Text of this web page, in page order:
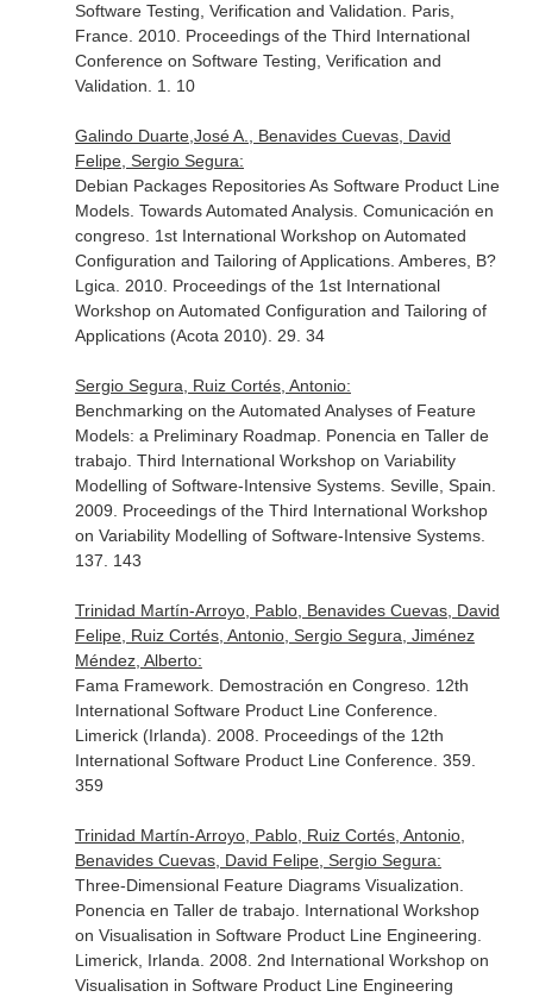
Software Testing, Verification and Validation. Paris,
France. 2010. Proceedings of the Third International
Conference on Software Testing, Verification and
Validation. 1. 10
Galindo Duarte,José A., Benavides Cuevas, David
Felipe, Sergio Segura:
Debian Packages Repositories As Software Product Line
Models. Towards Automated Analysis. Comunicación en
congreso. 1st International Workshop on Automated
Configuration and Tailoring of Applications. Amberes, B?
Lgica. 2010. Proceedings of the 1st International
Workshop on Automated Configuration and Tailoring of
Applications (Acota 2010). 29. 34
Sergio Segura, Ruiz Cortés, Antonio:
Benchmarking on the Automated Analyses of Feature
Models: a Preliminary Roadmap. Ponencia en Taller de
trabajo. Third International Workshop on Variability
Modelling of Software-Intensive Systems. Seville, Spain.
2009. Proceedings of the Third International Workshop
on Variability Modelling of Software-Intensive Systems.
137. 143
Trinidad Martín-Arroyo, Pablo, Benavides Cuevas, David
Felipe, Ruiz Cortés, Antonio, Sergio Segura, Jiménez
Méndez, Alberto:
Fama Framework. Demostración en Congreso. 12th
International Software Product Line Conference.
Limerick (Irlanda). 2008. Proceedings of the 12th
International Software Product Line Conference. 359.
359
Trinidad Martín-Arroyo, Pablo, Ruiz Cortés, Antonio,
Benavides Cuevas, David Felipe, Sergio Segura:
Three-Dimensional Feature Diagrams Visualization.
Ponencia en Taller de trabajo. International Workshop
on Visualisation in Software Product Line Engineering.
Limerick, Irlanda. 2008. 2nd International Workshop on
Visualisation in Software Product Line Engineering